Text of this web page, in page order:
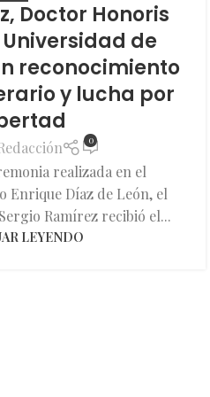
Doctor Honoris
de
reconocimiento
y lucha por
0
realizada en el
Enrique Díaz de León, el
Ramírez recibió el...
LEYENDO